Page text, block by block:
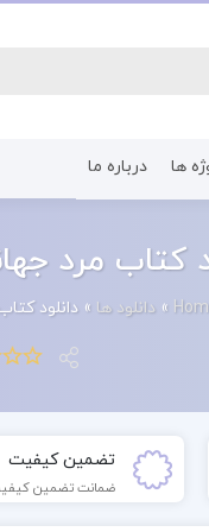
کتاب رشته اقتصاد
ها درباره ما
کتاب مرد
» دانلود ها » دانلود
تضمین کیفیت
ضمانت تضمین